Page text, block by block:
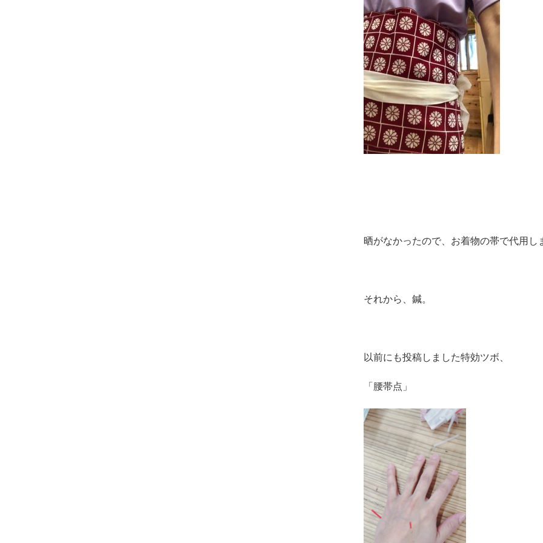
晒がなかったので、お着物の帯で代用し
それから、鍼。
以前にも投稿しました特効ツボ、
「腰帯点」